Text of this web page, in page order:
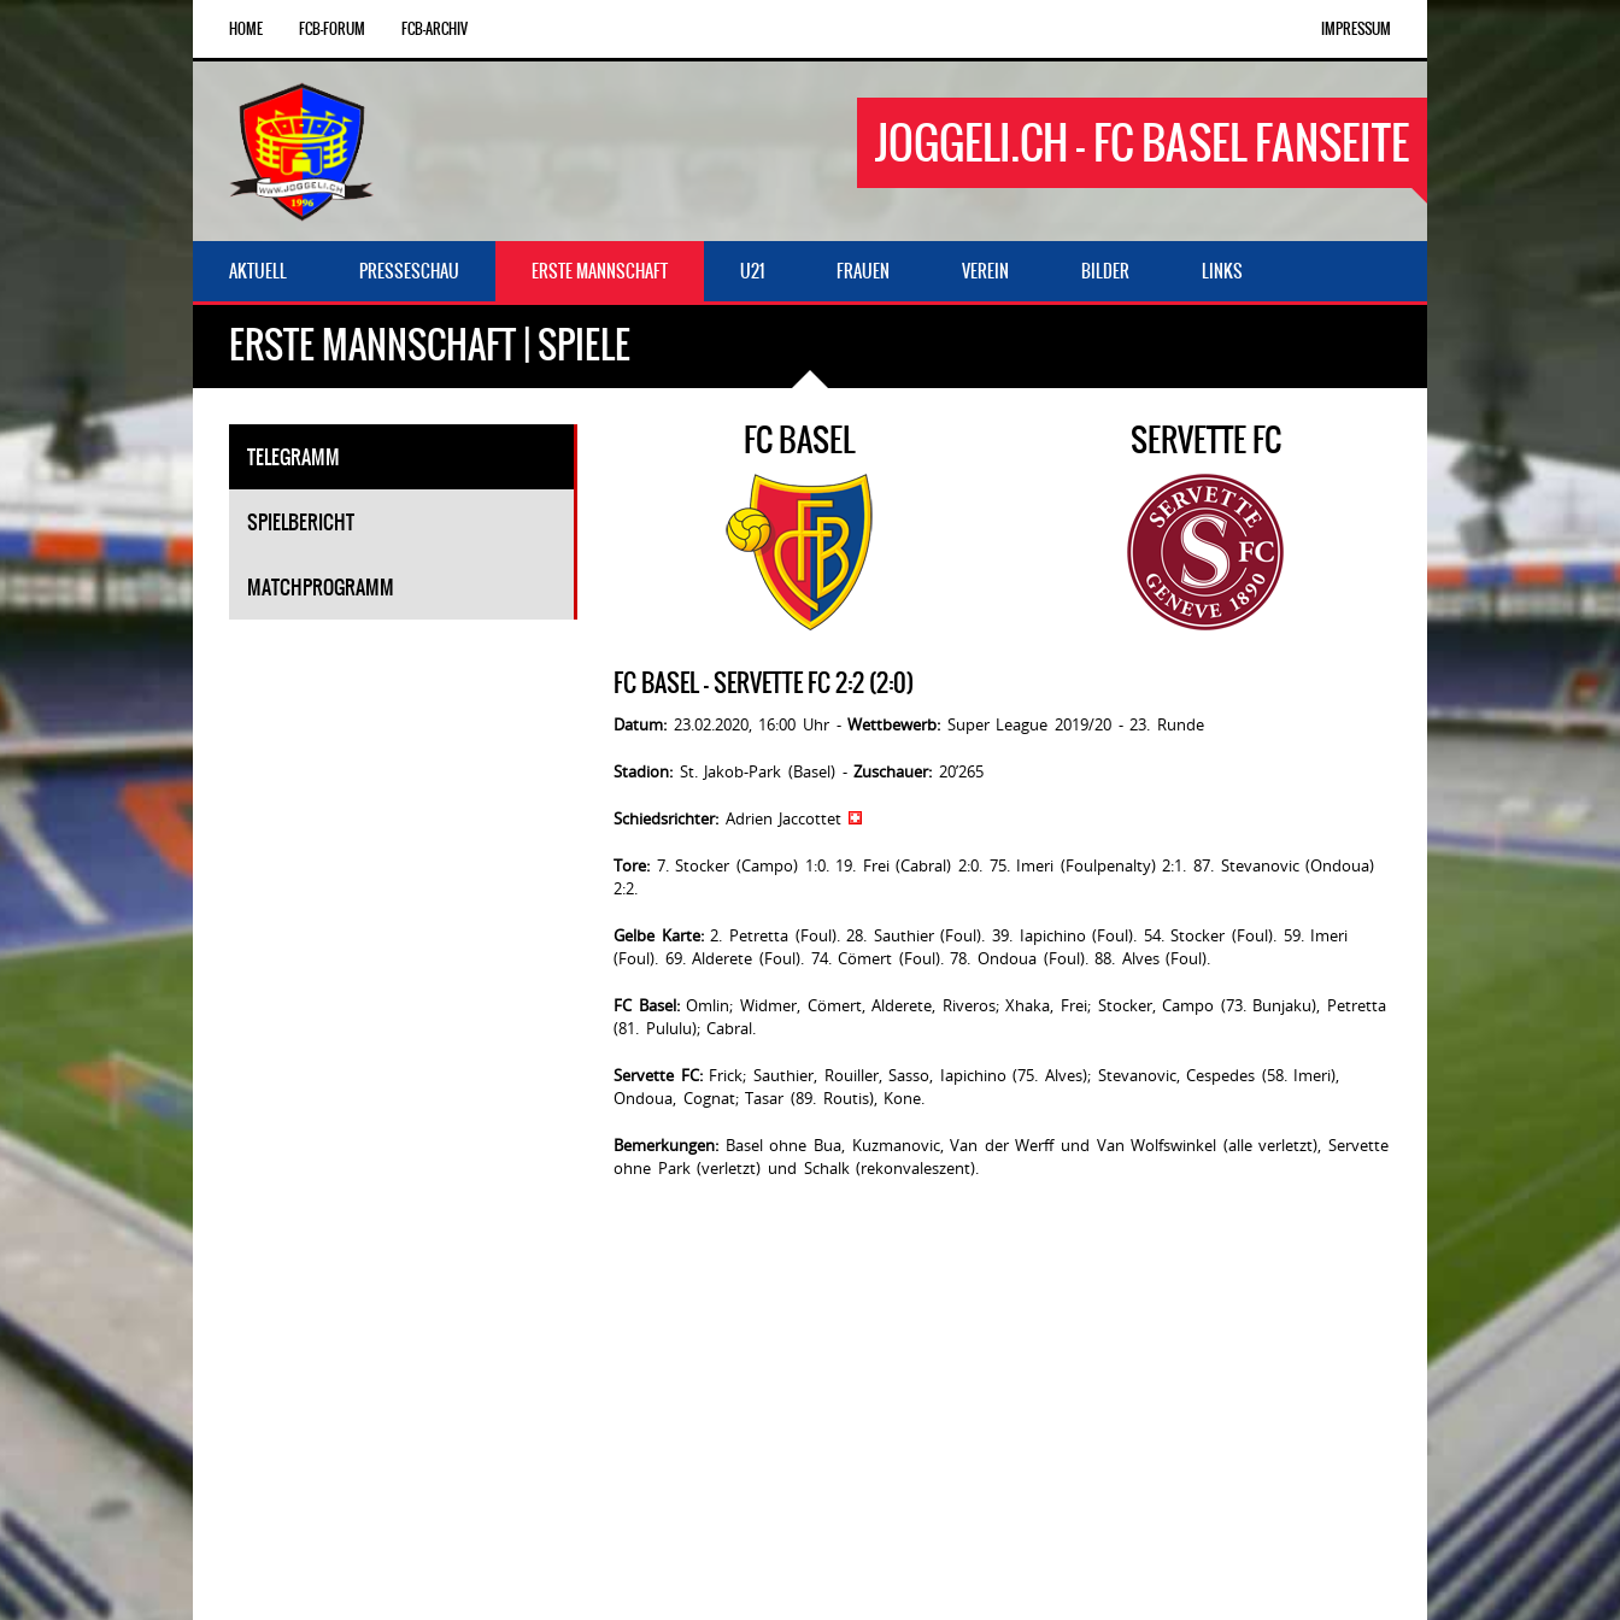
HOME FCB-FORUM FCB-ARCHIV IMPRESSUM
JOGGELI.CH - FC BASEL FANSEITE
AKTUELL PRESSESCHAU ERSTE MANNSCHAFT U21 FRAUEN VEREIN BILDER LINKS
ERSTE MANNSCHAFT | SPIELE
TELEGRAMM
SPIELBERICHT
MATCHPROGRAMM
FC BASEL SERVETTE FC
FC BASEL - SERVETTE FC 2:2 (2:0)
Datum: 23.02.2020, 16:00 Uhr -Wettbewerb: Super League 2019/20 - 23. Runde
Stadion: St. Jakob-Park (Basel) -Zuschauer: 20’265
Schiedsrichter: Adrien Jaccottet
Tore: 7. Stocker (Campo) 1:0. 19. Frei (Cabral) 2:0. 75. Imeri (Foulpenalty) 2:1. 87. Stevanovic (Ondoua)
2:2.
Gelbe Karte:2. Petretta (Foul). 28. Sauthier (Foul). 39. Iapichino (Foul). 54. Stocker (Foul). 59. Imeri
(Foul). 69. Alderete (Foul). 74. Cömert (Foul). 78. Ondoua (Foul). 88. Alves (Foul).
FC Basel:Omlin; Widmer, Cömert, Alderete, Riveros; Xhaka, Frei; Stocker, Campo (73. Bunjaku), Petretta
(81. Pululu); Cabral.
Servette FC:Frick; Sauthier, Rouiller, Sasso, Iapichino (75. Alves); Stevanovic, Cespedes (58. Imeri),
Ondoua, Cognat; Tasar (89. Routis), Kone.
Bemerkungen: Basel ohne Bua, Kuzmanovic, Van der Werff und Van Wolfswinkel (alle verletzt), Servette
ohne Park (verletzt) und Schalk (rekonvaleszent).